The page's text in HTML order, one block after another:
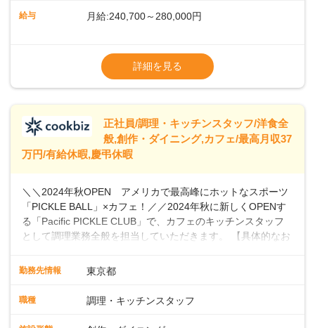
ら醸造しています。私たちと一緒に、新しいスタートを切り
給与 月給:240,700～280,000円
▼給与改定（年1回)
▼決算賞与（年1回)
【手当】
▼残業手当（固定残業見合手当43,613円～／
残業見合30時間を超えた分は別途支給）
▼交通費支給（上限月10万円)
※第二新卒は月給22万円～
詳細を見る
正社員/調理・キッチンスタッフ/洋食全
般,創作・ダイニング,カフェ/最高月収37
万円/有給休暇,慶弔休暇
＼＼2024年秋OPEN アメリカで最高峰にホットなスポーツ
「PICKLE BALL」×カフェ！／／2024年秋に新しくOPENす
る「Pacific PICKLE CLUB」で、カフェのキッチンスタッフ
として調理業務全般を担当していただきます。 【具体的なお
清掃などスキルや希望に応じて、新メニューの開発にも積極
新店舗の立ち上げに貢献し、カフェの成功に向けた重要な役
で4880万人がプレイしていると言われ、特にビジネスリーダ
勤務先情報 東京都
職種 調理・キッチンスタッフ